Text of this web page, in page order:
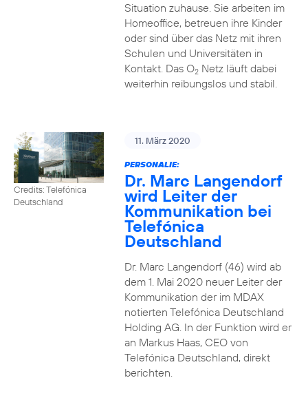
Situation zuhause. Sie arbeiten im
Homeoffice, betreuen ihre Kinder
oder sind über das Netz mit ihren
Schulen und Universitäten in
Kontakt. Das O2Netz läuft dabei
weiterhin reibungslos und stabil.
Credits: Telefónica
Deutschland
11. März 2020
PERSONALIE:
Dr. Marc Langendorf
wird Leiter der
Kommunikation bei
Telefónica
Deutschland
Dr. Marc Langendorf (46) wird ab
dem 1. Mai 2020 neuer Leiter der
Kommunikation der im MDAX
notierten Telefónica Deutschland
Holding AG. In der Funktion wird er
an Markus Haas, CEO von
Telefónica Deutschland, direkt
berichten.